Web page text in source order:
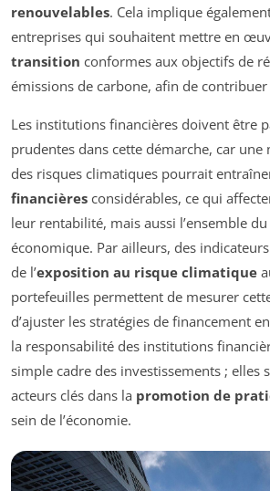
renouvelables. Cela implique
entreprises qui souhaitent mettre en
transition conformes aux objectifs de
émissions de carbone, afin de
Les institutions financières doivent être
prudentes dans cette démarche, car une
des risques climatiques pourrait
financières considérables, ce qui
leur rentabilité, mais aussi l’ensemble
économique. Par ailleurs, des
de l’exposition au risque climatique
portefeuilles permettent de mesurer
d’ajuster les stratégies de financement
la responsabilité des institutions
simple cadre des investissements ; elles
acteurs clés dans la promotion de
sein de l’économie.